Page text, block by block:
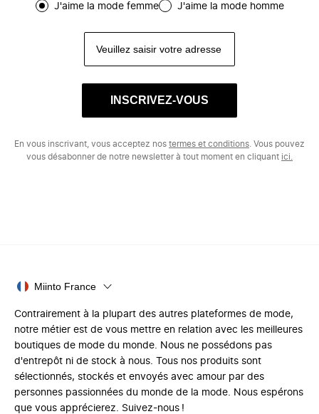
J'aime la mode femme J'aime la mode homme
INSCRIVEZ-VOUS
En vous inscrivant, vous acceptez nos termes et conditions . Vous pouvez
vous désabonner de notre newsletter à tout moment en cliquant ici.
Miinto France
Contrairement à la plupart des autres plateformes de mode,
notre métier est de vous mettre en relation avec les meilleures
boutiques de mode du monde. Nous ne possédons pas
d'entrepôt ni de stock à nous. Tous nos produits sont
sélectionnés, stockés et envoyés avec amour par des
personnes passionnées du monde de la mode. Nous espérons
que vous apprécierez. Suivez-nous !